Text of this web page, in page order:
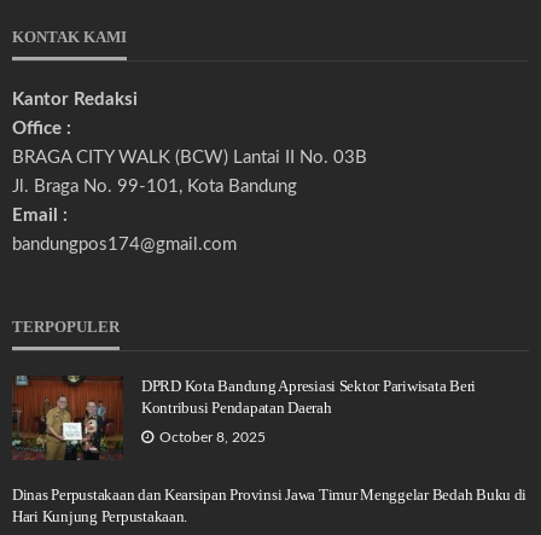
KONTAK KAMI
Kantor Redaksi
Office :
BRAGA CITY WALK (BCW) Lantai II No. 03B
Jl. Braga No. 99-101, Kota Bandung
Email :
bandungpos174@gmail.com
TERPOPULER
DPRD Kota Bandung Apresiasi Sektor Pariwisata Beri
Kontribusi Pendapatan Daerah
October 8, 2025
Dinas Perpustakaan dan Kearsipan Provinsi Jawa Timur Menggelar Bedah Buku di
Hari Kunjung Perpustakaan.